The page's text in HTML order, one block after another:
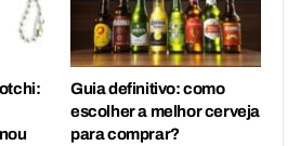
Guia definitivo: como
escolher a melhor cerveja
para comprar?